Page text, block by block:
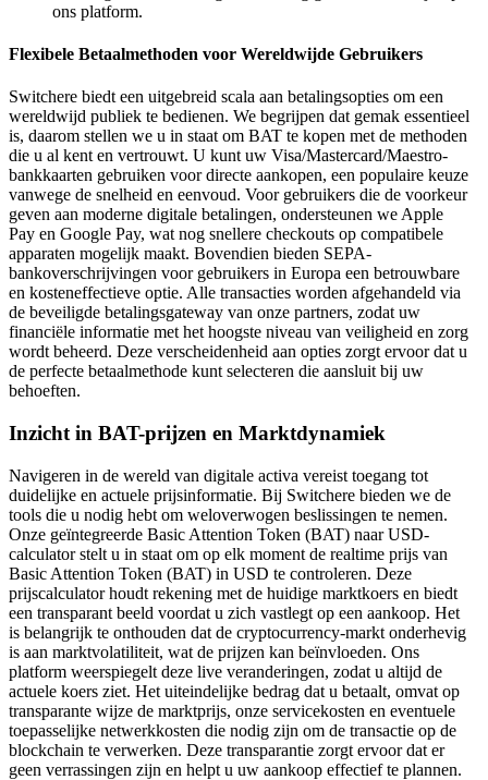
ons platform.
Flexibele Betaalmethoden voor Wereldwijde Gebruikers
Switchere biedt een uitgebreid scala aan betalingsopties om een
wereldwijd publiek te bedienen. We begrijpen dat gemak essentieel
is, daarom stellen we u in staat om BAT te kopen met de methoden
die u al kent en vertrouwt. U kunt uw Visa/Mastercard/Maestro-
bankkaarten gebruiken voor directe aankopen, een populaire keuze
vanwege de snelheid en eenvoud. Voor gebruikers die de voorkeur
geven aan moderne digitale betalingen, ondersteunen we Apple
Pay en Google Pay, wat nog snellere checkouts op compatibele
apparaten mogelijk maakt. Bovendien bieden SEPA-
bankoverschrijvingen voor gebruikers in Europa een betrouwbare
en kosteneffectieve optie. Alle transacties worden afgehandeld via
de beveiligde betalingsgateway van onze partners, zodat uw
financiële informatie met het hoogste niveau van veiligheid en zorg
wordt beheerd. Deze verscheidenheid aan opties zorgt ervoor dat u
de perfecte betaalmethode kunt selecteren die aansluit bij uw
behoeften.
Inzicht in BAT-prijzen en Marktdynamiek
Navigeren in de wereld van digitale activa vereist toegang tot
duidelijke en actuele prijsinformatie. Bij Switchere bieden we de
tools die u nodig hebt om weloverwogen beslissingen te nemen.
Onze geïntegreerde Basic Attention Token (BAT) naar USD-
calculator stelt u in staat om op elk moment de realtime prijs van
Basic Attention Token (BAT) in USD te controleren. Deze
prijscalculator houdt rekening met de huidige marktkoers en biedt
een transparant beeld voordat u zich vastlegt op een aankoop. Het
is belangrijk te onthouden dat de cryptocurrency-markt onderhevig
is aan marktvolatiliteit, wat de prijzen kan beïnvloeden. Ons
platform weerspiegelt deze live veranderingen, zodat u altijd de
actuele koers ziet. Het uiteindelijke bedrag dat u betaalt, omvat op
transparante wijze de marktprijs, onze servicekosten en eventuele
toepasselijke netwerkkosten die nodig zijn om de transactie op de
blockchain te verwerken. Deze transparantie zorgt ervoor dat er
geen verrassingen zijn en helpt u uw aankoop effectief te plannen.